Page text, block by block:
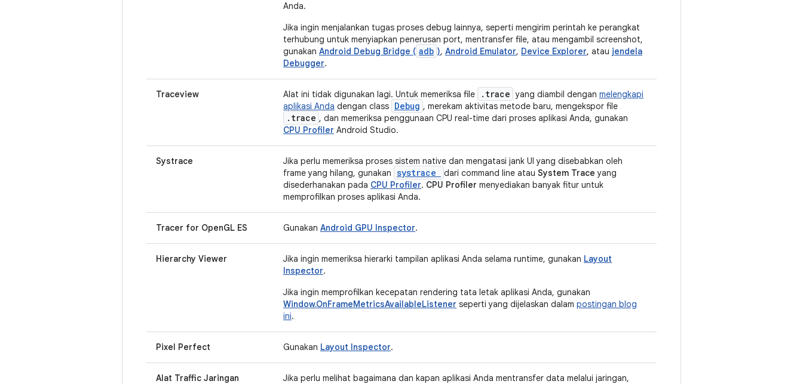
Anda.
Jika ingin menjalankan tugas proses debug lainnya, seperti mengirim perintah ke perangkat
terhubung untuk menyiapkan penerusan port, mentransfer file, atau mengambil screenshot,
gunakan Android Debug Bridge ( adb ), Android Emulator, Device Explorer, atau jendela
Debugger.
Traceview Alat ini tidak digunakan lagi. Untuk memeriksa file .trace yang diambil dengan melengkapi
aplikasi Anda dengan class Debug , merekam aktivitas metode baru, mengekspor file
.trace , dan memeriksa penggunaan CPU real-time dari proses aplikasi Anda, gunakan
CPU Profiler Android Studio.
Systrace
Jika perlu memeriksa proses sistem native dan mengatasi jank UI yang disebabkan oleh
frame yang hilang, gunakan systrace dari command line atau System Trace yang
disederhanakan pada CPU Profiler. CPU Profiler menyediakan banyak fitur untuk
memprofilkan proses aplikasi Anda.
Tracer for OpenGL ES Gunakan Android GPU Inspector.
Hierarchy Viewer Jika ingin memeriksa hierarki tampilan aplikasi Anda selama runtime, gunakan Layout
Inspector.
Jika ingin memprofilkan kecepatan rendering tata letak aplikasi Anda, gunakan
Window.OnFrameMetricsAvailableListener seperti yang dijelaskan dalam postingan blog
ini.
Pixel Perfect Gunakan Layout Inspector.
Alat Traffic Jaringan
Jika perlu melihat bagaimana dan kapan aplikasi Anda mentransfer data melalui jaringan,